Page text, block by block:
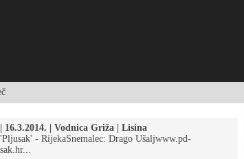
16.3.2014. | Vodnica Griža | Lisina
- RijekaSnemalec: Drago Ušaljwww.pd-